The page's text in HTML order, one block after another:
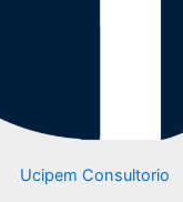
Ucipem Consultorio